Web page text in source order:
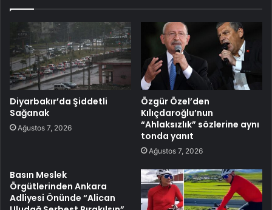
Diyarbakır’da Şiddetli
Sağanak
Ağustos 7, 2026
Özgür Özel’den
Kılıçdaroğlu’nun
“Ahlaksızlık” sözlerine aynı
tonda yanıt
Ağustos 7, 2026
Basın Meslek
Örgütlerinden Ankara
Adliyesi Önünde “Alican